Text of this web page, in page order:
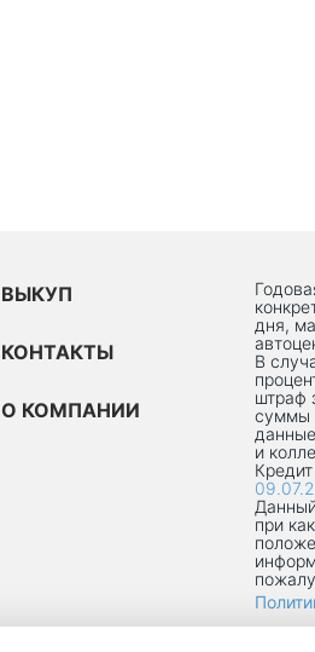
ВЫКУП
КОНТАКТЫ
О КОМПАНИИ
дня,
В
штраф
суммы
и
при